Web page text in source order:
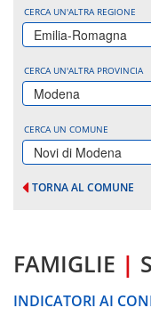
CERCA UN'ALTRA REGIONE
Emilia-Romagna
CERCA UN'ALTRA PROVINCIA
Modena
CERCA UN COMUNE
Novi di Modena
TORNA AL COMUNE
FAMIGLIE |
INDICATORI AI